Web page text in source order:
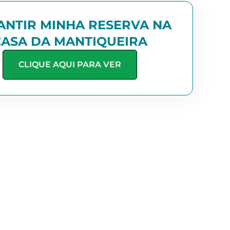
MINHA RESERVA NA
DA MANTIQUEIRA
CLIQUE AQUI PARA VER